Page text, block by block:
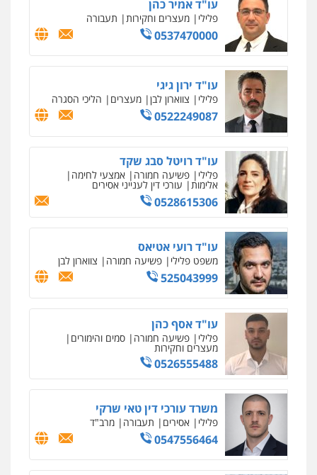
פלילי דיני תעבורה מעצרים וחקירות
פשיעה חמורה אסירים
0509636895
עו"ד איהאב זבידאת
פלילי פשיעה חמורה ארגוני פשע עבירות
המתה עבירות מין
0509930581
עו"ד יפעת שוורץ סיל
פלילי תעבורה
0523379525
עו"ד אליה חן ברק
פלילי פשיעה חמורה ליווי וייצוג בחקירות
ומעצרים אסירים נוער
0525914163
עו"ד שאדי נאטור
פלילי פשיעה חמורה מעצרים וחקירות
0509230800
גיל דביר – משרד עורכי דין
פלילי פשיעה כלכלית צווארון לבן
0506217771